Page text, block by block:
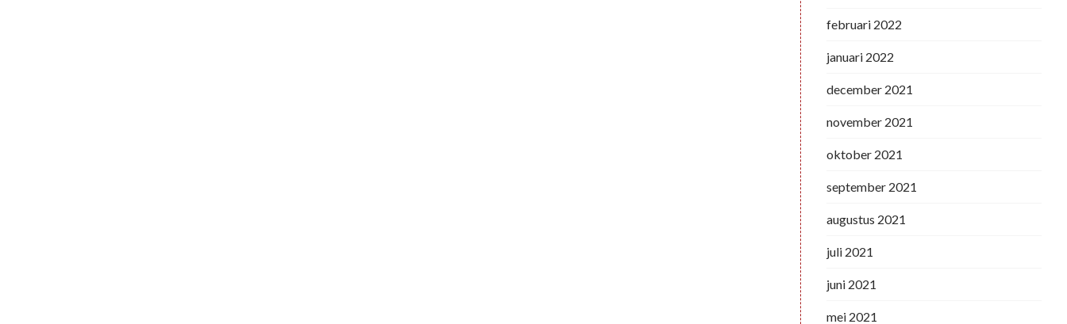
februari 2022
januari 2022
december 2021
november 2021
oktober 2021
september 2021
augustus 2021
juli 2021
juni 2021
mei 2021